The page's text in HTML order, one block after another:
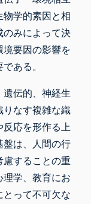
物学的素因と相
のみによって決
要因の影響を
ある。
伝的、神経生
りなす複雑な織
応を形作る上
盤は、人間の行
慮することの重
学、教育にお
って不可欠な